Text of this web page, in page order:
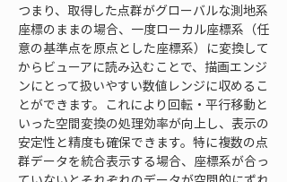
つまり、取得した点群がグローバルな測地系
座標のままの場合、一度ローカル座標系（任
意の基準点を原点とした座標系）に変換して
からビューアに読み込むことで、描画エンジ
ンにとって扱いやすい数値レンジに収めるこ
とができます。これにより回転・平行移動と
いった空間変換の処理効率が向上し、表示の
安定性と精度も確保できます。特に複数の点
群データを統合表示する場合、座標系が合っ